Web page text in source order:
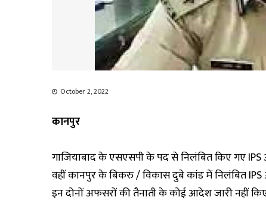
October 2, 2022
कानपुर
गाजियाबाद के एसएसपी के पद से निलंबित किए गए IPS
वहीं कानपुर के बिकरु / विकास दुबे कांड में निलंबित
इन दोनों अफसरों की तैनाती के कोई आदेश जारी नहीं